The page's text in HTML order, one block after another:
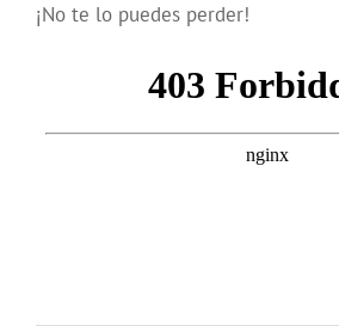
¡No te lo puedes perder!